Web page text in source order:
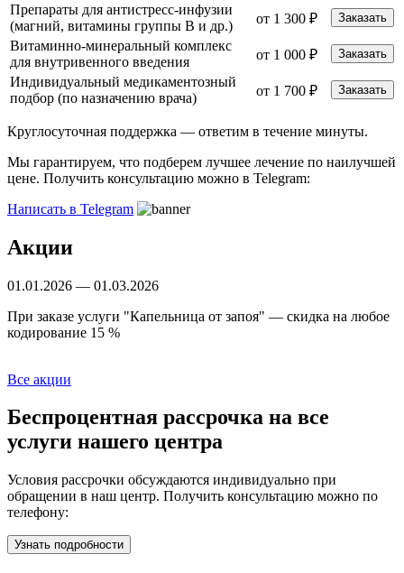
Препараты для антистресс-инфузии
(магний, витамины группы B и др.)
от 1 300 ₽ Заказать
Витаминно-минеральный комплекс
для внутривенного введения
от 1 000 ₽ Заказать
Индивидуальный медикаментозный
подбор (по назначению врача)
от 1 700 ₽ Заказать
Круглосуточная поддержка — ответим в течение минуты.
Мы гарантируем, что подберем лучшее лечение по наилучшей
цене. Получить консультацию можно в Telegram:
Написать в Telegram
Акции
01.01.2026 — 01.03.2026
При заказе услуги "Капельница от запоя" — скидка на любое
кодирование 15 %
Все акции
Беспроцентная рассрочка на все
услуги нашего центра
Условия рассрочки обсуждаются индивидуально при
обращении в наш центр. Получить консультацию можно по
телефону:
Узнать подробности